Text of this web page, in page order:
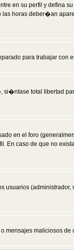
en su perfil y defina
horas deber�an
para trabajar con
total libertad
en el foro
En caso de que no
(administrador,
mensajes maliciosos